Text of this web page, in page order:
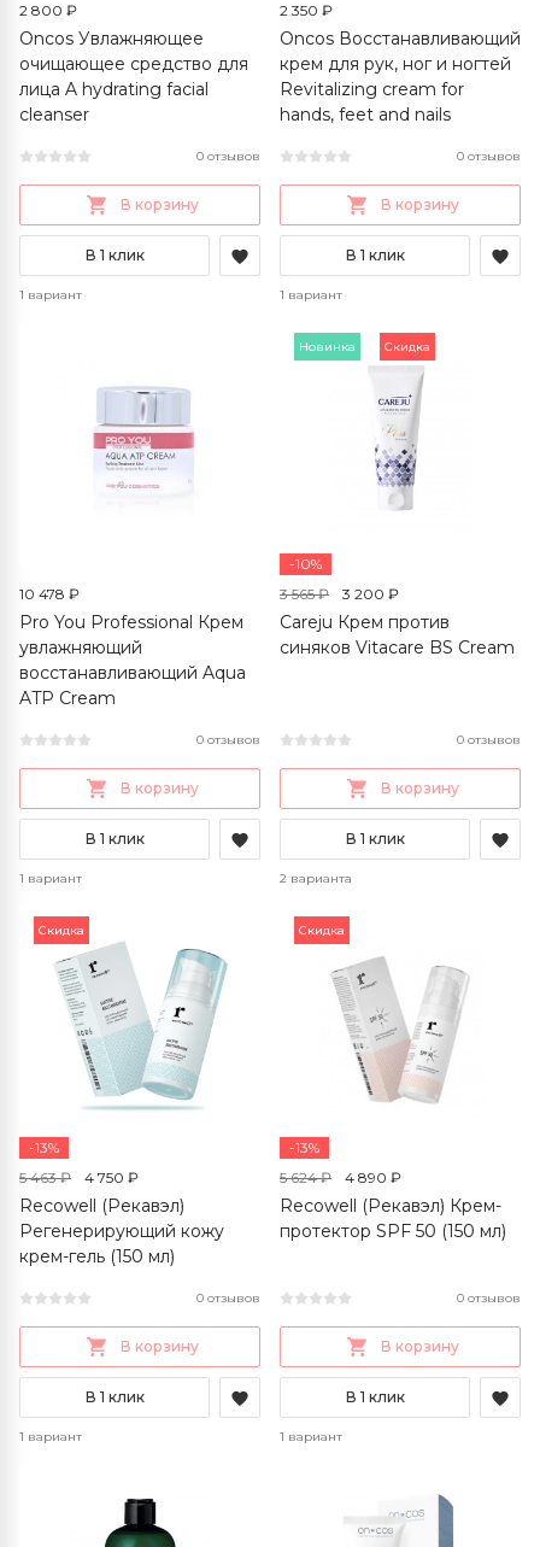
2 800 ₽
Oncos Увлажняющее
очищающее средство для
лица A hydrating facial
cleanser
0 отзывов
В корзину
В 1 клик
1 вариант
2 350 ₽
Oncos Восстанавливающий
крем для рук, ног и ногтей
Revitalizing cream for
hands, feet and nails
0 отзывов
В корзину
В 1 клик
1 вариант
10 478 ₽
Pro You Professional Крем
увлажняющий
восстанавливающий Aqua
ATP Cream
0 отзывов
В корзину
В 1 клик
1 вариант
Новинка Скидка
3 565 ₽ 3 200 ₽
-10%
Careju Крем против
синяков Vitacare BS Cream
0 отзывов
В корзину
В 1 клик
2 варианта
Скидка
5 463 ₽ 4 750 ₽
-13%
Recowell (Рекавэл)
Регенерирующий кожу
крем-гель (150 мл)
0 отзывов
В корзину
В 1 клик
1 вариант
Скидка
5 624 ₽ 4 890 ₽
-13%
Recowell (Рекавэл) Крем-
протектор SPF 50 (150 мл)
0 отзывов
В корзину
В 1 клик
1 вариант